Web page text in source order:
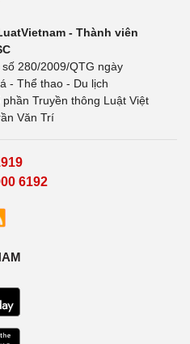
- Thành viên
280/2009/QTG ngày
- Thể thao - Du lịch
Truyền thông Luật Việt
Văn Trí
6192